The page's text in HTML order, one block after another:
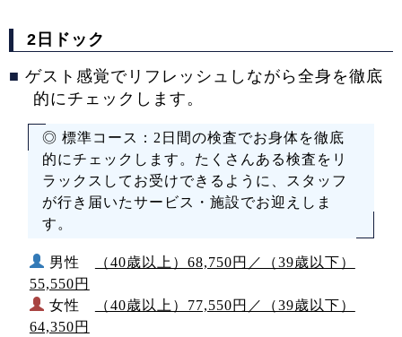
2日ドック
■ ゲスト感覚でリフレッシュしながら全身を徹底
的にチェックします。
◎ 標準コース：2日間の検査でお身体を徹底
的にチェックします。たくさんある検査をリ
ラックスしてお受けできるように、スタッフ
が行き届いたサービス・施設でお迎えしま
す。
男性
（40歳以上）68,750円／（39歳以下）
55,550円
女性
（40歳以上）77,550円／（39歳以下）
64,350円